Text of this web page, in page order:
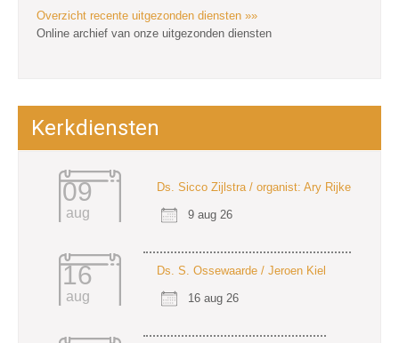
Overzicht recente uitgezonden diensten »»
Online archief van onze uitgezonden diensten
Kerkdiensten
09
aug
Ds. Sicco Zijlstra / organist: Ary Rijke
9 aug 26
16
aug
Ds. S. Ossewaarde / Jeroen Kiel
16 aug 26